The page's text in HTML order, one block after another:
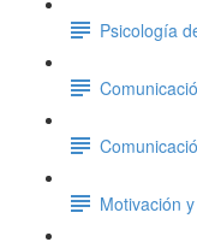
Psicología
Motivación